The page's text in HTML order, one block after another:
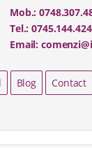
Mob.:
Tel.:0745.144.424
Email:
Blog Contact